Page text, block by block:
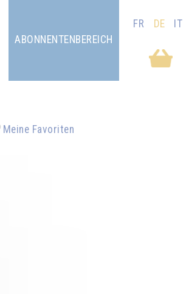
ABONNENTENBEREICH
FR DE IT
Meine Favoriten